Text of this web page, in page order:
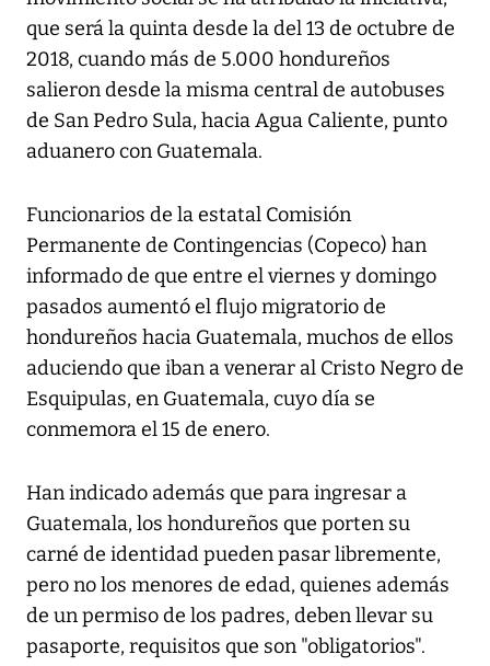
que será la quinta desde la del 13 de octubre de
2018, cuando más de 5.000 hondureños
salieron desde la misma central de autobuses
de San Pedro Sula, hacia Agua Caliente, punto
aduanero con Guatemala.
Funcionarios de la estatal Comisión
Permanente de Contingencias (Copeco) han
informado de que entre el viernes y domingo
pasados aumentó el flujo migratorio de
hondureños hacia Guatemala, muchos de ellos
aduciendo que iban a venerar al Cristo Negro de
Esquipulas, en Guatemala, cuyo día se
conmemora el 15 de enero.
Han indicado además que para ingresar a
Guatemala, los hondureños que porten su
carné de identidad pueden pasar libremente,
pero no los menores de edad, quienes además
de un permiso de los padres, deben llevar su
pasaporte, requisitos que son "obligatorios".